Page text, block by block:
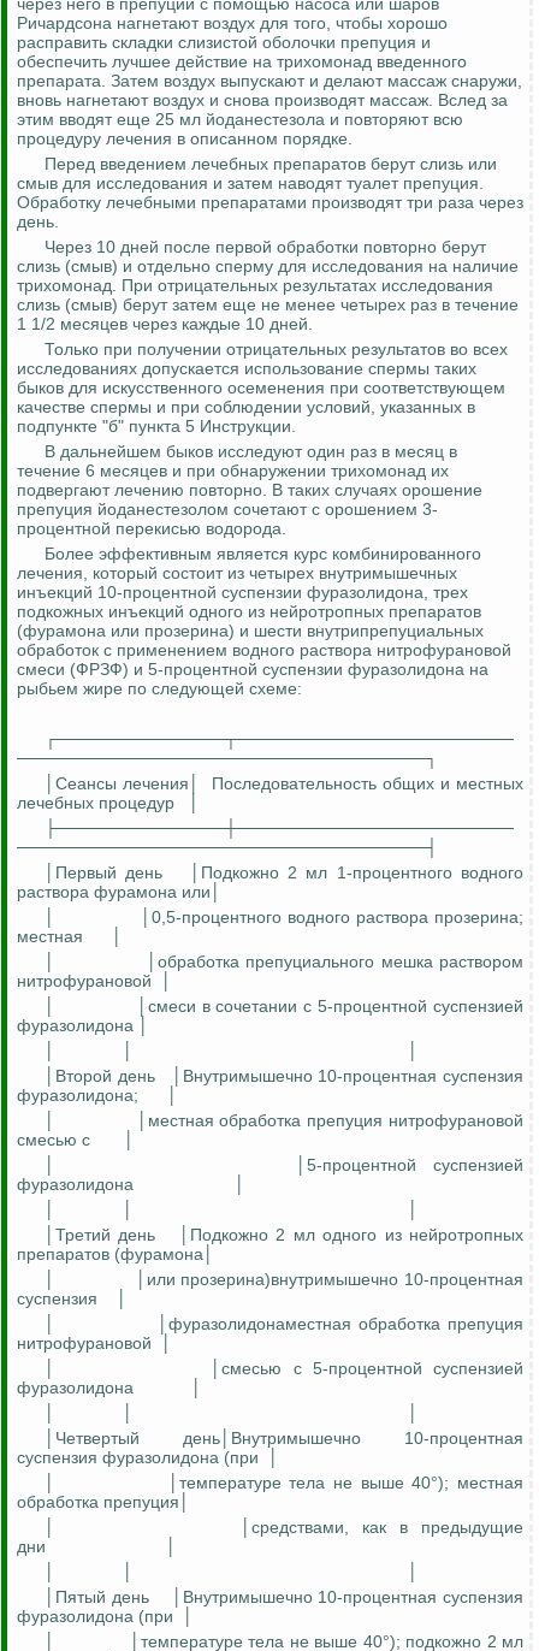
через него в препуций с помощью насоса или шаров
Ричардсона нагнетают воздух для того, чтобы хорошо
расправить складки слизистой оболочки препуция и
обеспечить лучшее действие на трихомонад введенного
препарата. Затем воздух выпускают и делают массаж снаружи,
вновь нагнетают воздух и снова производят массаж. Вслед за
этим вводят еще 25 мл йоданестезола и повторяют всю
процедуру лечения в описанном порядке.
Перед введением лечебных препаратов берут слизь или
смыв для исследования и затем наводят туалет препуция.
Обработку лечебными препаратами производят три раза через
день.
Через 10 дней после первой обработки повторно берут
слизь (смыв) и отдельно сперму для исследования на наличие
трихомонад. При отрицательных результатах исследования
слизь (смыв) берут затем еще не менее четырех раз в течение
1 1/2 месяцев через каждые 10 дней.
Только при получении отрицательных результатов во всех
исследованиях допускается использование спермы таких
быков для искусственного осеменения при соответствующем
качестве спермы и при соблюдении условий, указанных в
подпункте "б" пункта 5 Инструкции.
В дальнейшем быков исследуют один раз в месяц в
течение 6 месяцев и при обнаружении трихомонад их
подвергают лечению повторно. В таких случаях орошение
препуция йоданестезолом сочетают с орошением 3-
процентной перекисью водорода.
Более эффективным является курс комбинированного
лечения, который состоит из четырех внутримышечных
инъекций 10-процентной суспензии фуразолидона, трех
подкожных инъекций одного из нейротропных препаратов
(фурамона или прозерина) и шести внутрипрепуциальных
обработок с применением водного раствора нитрофурановой
смеси (ФРЗФ) и 5-процентной суспензии фуразолидона на
рыбьем жире по следующей схеме:
┌──────────────┬───────────────────────
──────────────────────────────────┐
│Сеансы лечения│
Последовательность общих и местных
лечебных процедур
├──────────────┼───────────────────────
──────────────────────────────────┤
│Первый день
│Подкожно 2 мл 1-процентного водного
раствора фурамона или│
│0,5-процентного водного раствора прозерина;
местная
│обработка препуциального мешка раствором
нитрофурановой
│смеси в сочетании с 5-процентной суспензией
фуразолидона
│Второй день
│Внутримышечно 10-процентная суспензия
фуразолидона;
│местная обработка препуция нитрофурановой
смесью с
│5-процентной суспензией
фуразолидона
│Третий день
│Подкожно 2 мл одного из нейротропных
препаратов (фурамона
│или прозерина)внутримышечно 10-процентная
суспензия
фуразолидонаместная обработка препуция
нитрофурановой
│смесью с 5-процентной суспензией
фуразолидона
│Четвертый день│Внутримышечно 10-процентная
суспензия фуразолидона (при
│температуре тела не выше 40°); местная
обработка препуция│
│средствами, как в предыдущие
дни
│Пятый день
│Внутримышечно 10-процентная суспензия
фуразолидона (при
│температуре тела не выше 40°); подкожно 2 мл